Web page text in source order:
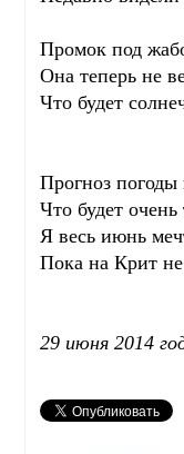
Промок под
Она теперь не
Что будет
Прогноз погоды
Что будет
Я весь июнь
Пока на Крит
29 июня 2014